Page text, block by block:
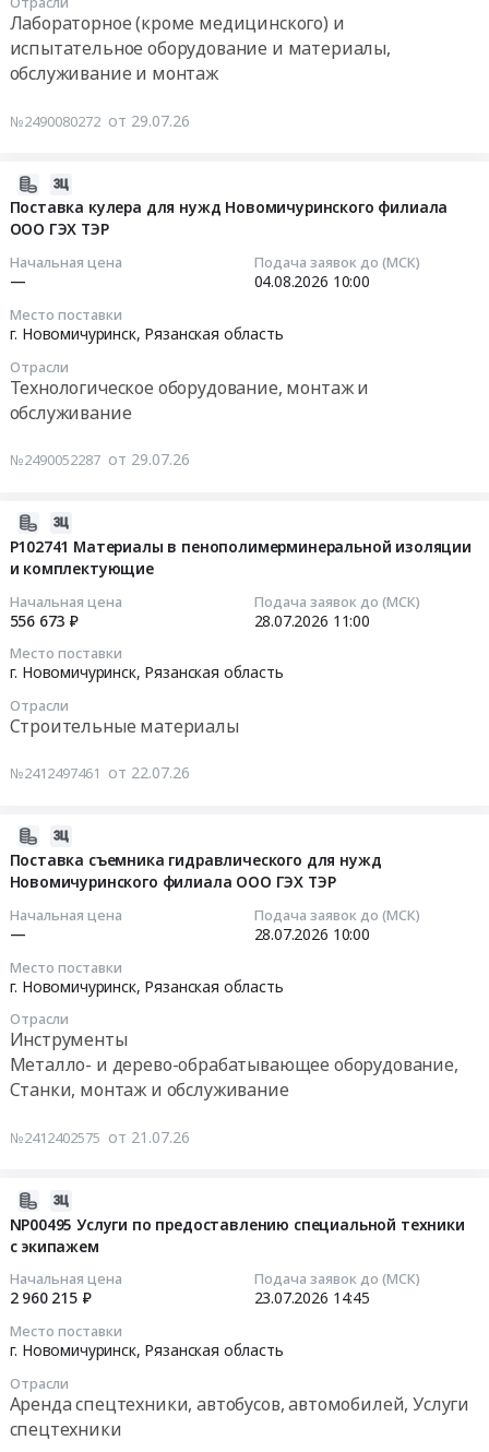
Лабораторное (кроме медицинского) и
испытательное оборудование и материалы,
обслуживание и монтаж
№2490080272 от 29.07.26
Поставка кулера для нужд Новомичуринского филиала
ООО ГЭХ ТЭР
Начальная цена
—
Подача заявок до (МСК)
04.08.2026 10:00
Место поставки
г. Новомичуринск, Рязанская область
Отрасли
Технологическое оборудование, монтаж и
обслуживание
№2490052287 от 29.07.26
P102741 Материалы в пенополимерминеральной изоляции
и комплектующие
Начальная цена
556 673 ₽
Подача заявок до (МСК)
28.07.2026 11:00
Место поставки
г. Новомичуринск, Рязанская область
Отрасли
Строительные материалы
№2412497461 от 22.07.26
Поставка съемника гидравлического для нужд
Новомичуринского филиала ООО ГЭХ ТЭР
Начальная цена
—
Подача заявок до (МСК)
28.07.2026 10:00
Место поставки
г. Новомичуринск, Рязанская область
Отрасли
Инструменты
Металло- и дерево-обрабатывающее оборудование,
Станки, монтаж и обслуживание
№2412402575 от 21.07.26
NP00495 Услуги по предоставлению специальной техники
с экипажем
Начальная цена
2 960 215 ₽
Подача заявок до (МСК)
23.07.2026 14:45
Место поставки
г. Новомичуринск, Рязанская область
Отрасли
Аренда спецтехники, автобусов, автомобилей, Услуги
спецтехники